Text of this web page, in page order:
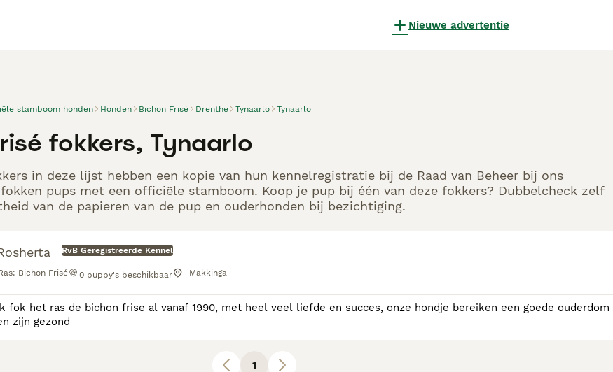
Nieuwe advertentie
stamboom honden Honden Bichon Frisé Drenthe Tynaarlo Tynaarlo
fokkers, Tynaarlo
in deze lijst hebben een kopie van hun kennelregistratie bij de Raad van Beheer bij ons
fokken pups met een officiële stamboom. Koop je pup bij één van deze fokkers? Dubbelcheck zelf
van de papieren van de pup en ouderhonden bij bezichtiging.
RvB Geregistreerde Kennel
Bichon Frisé 0 puppy's beschikbaar Makkinga
fok het ras de bichon frise al vanaf 1990, met heel veel liefde en succes, onze hondje bereiken een goede ouderdom
zijn gezond
1